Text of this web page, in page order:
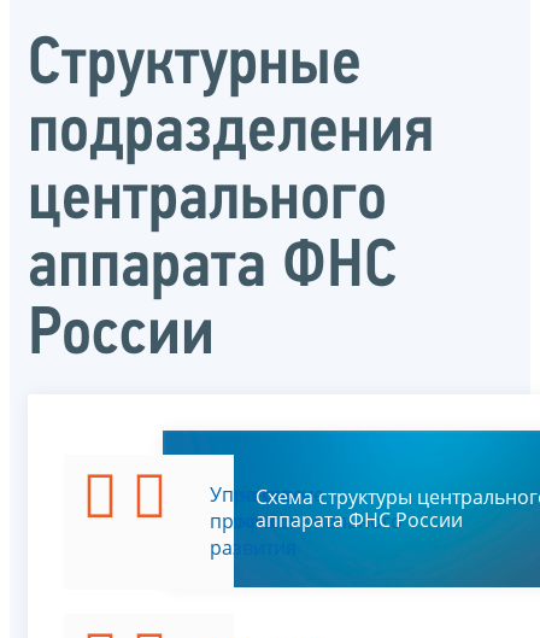
Структурные
подразделения
центрального
аппарата ФНС
России
Аналитическое
управление
Управление
профессионального
развития
Схема структуры
аппарата ФНС России